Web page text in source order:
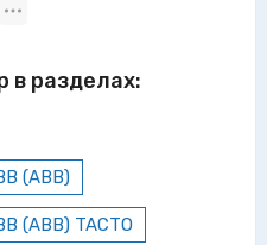
в разделах:
(АВВ)
(АВВ) TACTO